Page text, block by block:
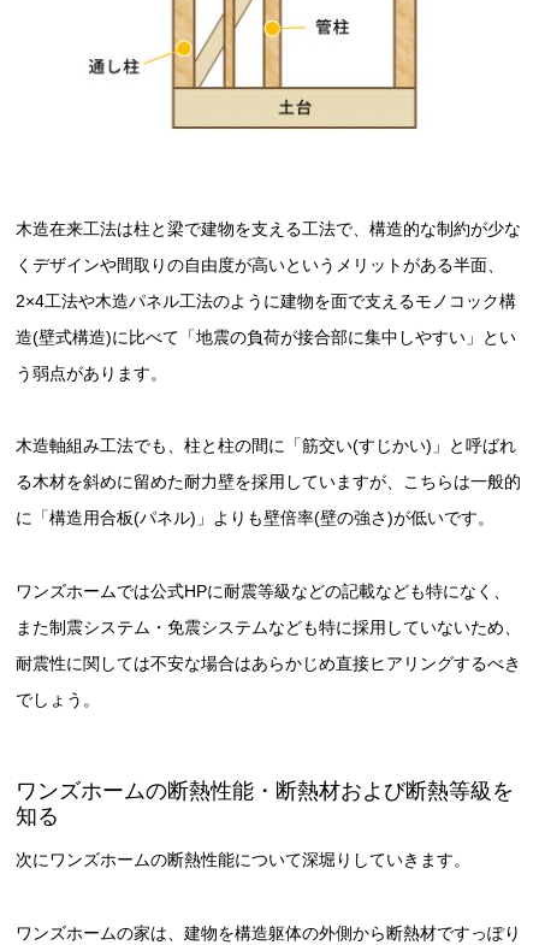
木造在来工法は柱と梁で建物を支える工法で、構造的な制約が少な
くデザインや間取りの自由度が高いというメリットがある半面、
2×4工法や木造パネル工法のように建物を面で支えるモノコック構
造(壁式構造)に比べて「地震の負荷が接合部に集中しやすい」とい
う弱点があります。
木造軸組み工法でも、柱と柱の間に「筋交い(すじかい)」と呼ばれ
る木材を斜めに留めた耐力壁を採用していますが、こちらは一般的
に「構造用合板(パネル)」よりも壁倍率(壁の強さ)が低いです。
ワンズホームでは公式HPに耐震等級などの記載なども特になく、
また制震システム・免震システムなども特に採用していないため、
耐震性に関しては不安な場合はあらかじめ直接ヒアリングするべき
でしょう。
ワンズホームの断熱性能・断熱材および断熱等級を
知る
次にワンズホームの断熱性能について深堀りしていきます。
ワンズホームの家は、建物を構造躯体の外側から断熱材ですっぽり